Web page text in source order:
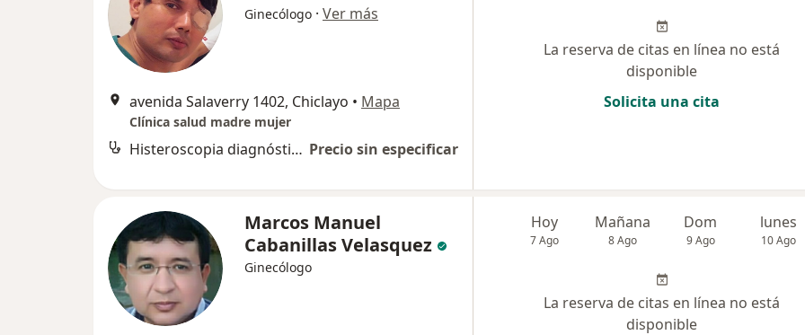
Ginecólogo · Ver más
avenida Salaverry 1402, Chiclayo • Mapa
Clínica salud madre mujer
Histeroscopia diagnóstica Precio sin especificar
La reserva de citas en línea no está
disponible
Solicita una cita
Marcos Manuel
Cabanillas Velasquez
Ginecólogo
Hoy
7 Ago
Mañana
8 Ago
Dom
9 Ago
lunes
10 Ago
La reserva de citas en línea no está
disponible